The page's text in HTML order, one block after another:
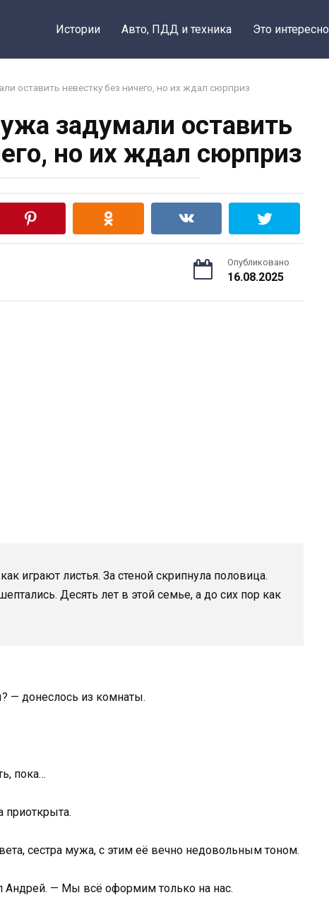
Истории Авто, ПДД и техника Это интересно
оставить невестку без ничего, но их ждал сюрприз
задумали оставить
но их ждал сюрприз
Опубликовано
16.08.2025
играют листья. За стеной скрипнула половица.
Десять лет в этой семье, а до сих пор как
— донеслось из комнаты.
пока…
сестра мужа, с этим её вечно недовольным тоном.
Андрей. — Мы всё оформим только на нас.